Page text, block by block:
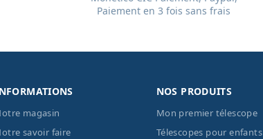
Paiement en 3 fois sans frais
magasin
savoir faire
NOS PRODUITS
Mon premier télescope
Télescopes pour enfants